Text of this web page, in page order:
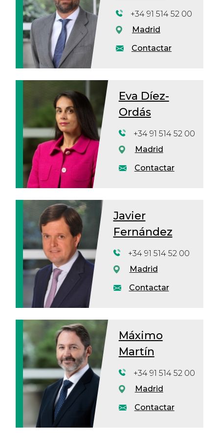
Contactar
+34 91 514 52 00
Madrid
Eva Díez-
Ordás
Contactar
+34 91 514 52 00
Madrid
Javier
Fernández
Contactar
+34 91 514 52 00
Madrid
Máximo
Martín
Contactar
+34 91 514 52 00
Madrid